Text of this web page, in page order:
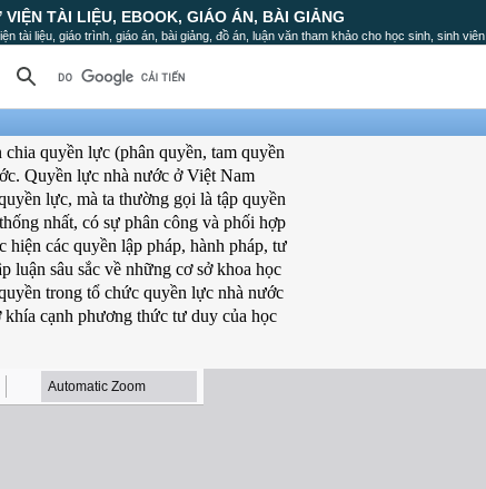
VIỆN TÀI LIỆU, EBOOK, GIÁO ÁN, BÀI GIẢNG
tài liệu, giáo trình, giáo án, bài giảng, đồ án, luận văn tham khảo cho học sinh, sinh viên
quyền lực (phân quyền, tam quyền
Quyền lực nhà nước ở Việt Nam
lực, mà ta thường gọi là tập quyền
nhất, có sự phân công và phối hợp
hiện các quyền lập pháp, hành pháp, tư
luận sâu sắc về những cơ sở khoa học
trong tổ chức quyền lực nhà nước
cạnh phương thức tư duy của học